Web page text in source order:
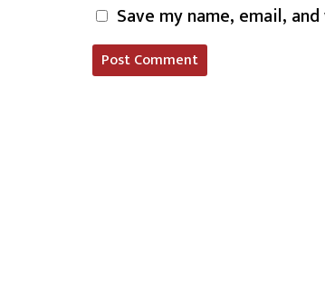
Save my name, email,